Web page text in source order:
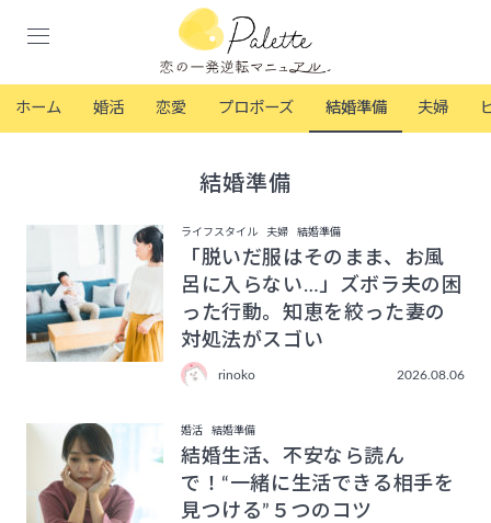
ホーム 婚活 恋愛 プロポーズ 結婚準備 夫婦
結婚準備
ライフスタイル 夫婦 結婚準備
「脱いだ服はそのまま、お風
呂に入らない…」ズボラ夫の困
った行動。知恵を絞った妻の
対処法がスゴい
rinoko 2026.08.06
婚活 結婚準備
結婚生活、不安なら読ん
で！“一緒に生活できる相手を
見つける”５つのコツ